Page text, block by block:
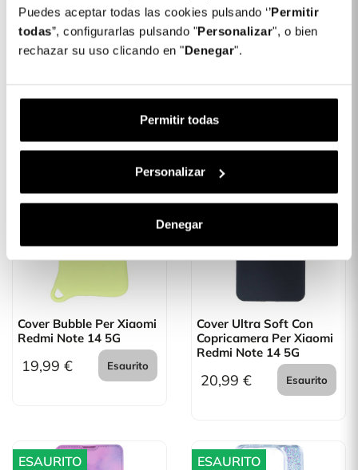
Puedes aceptar todas las cookies pulsando ‘’Permitir
todas”, configurarlas pulsando "Personalizar", o bien
rechazar su uso clicando en "Denegar".
Permitir todas
Personalizar
Denegar
Cover Strass Per Xiaomi
Redmi Note 14 5G
Cover Trasparente
Antiyellow Per Xiaomi
Redmi Note 14 5G
Cover Bubble Per Xiaomi
Redmi Note 14 5G
19,99 € Esaurito
Cover Ultra Soft Con
Copricamera Per Xiaomi
Redmi Note 14 5G
20,99 € Esaurito
ESAURITO
ESAURITO ESAURITO